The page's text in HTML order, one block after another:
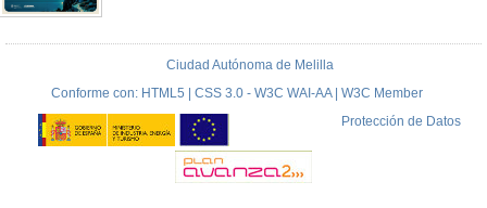
Ciudad Autónoma de Melilla
Conforme con: HTML5 | CSS 3.0 - W3C WAI-AA | W3C Member
Protección de Datos